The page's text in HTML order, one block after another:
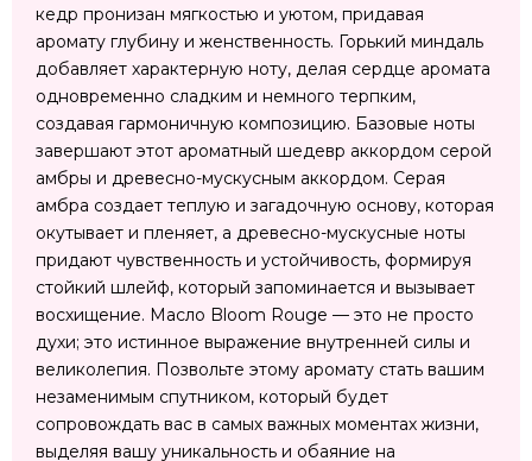
кедр пронизан мягкостью и уютом, придавая
аромату глубину и женственность. Горький миндаль
добавляет характерную ноту, делая сердце аромата
одновременно сладким и немного терпким,
создавая гармоничную композицию. Базовые ноты
завершают этот ароматный шедевр аккордом серой
амбры и древесно-мускусным аккордом. Серая
амбра создает теплую и загадочную основу, которая
окутывает и пленяет, а древесно-мускусные ноты
придают чувственность и устойчивость, формируя
стойкий шлейф, который запоминается и вызывает
восхищение. Mасло Bloom Rouge — это не просто
духи; это истинное выражение внутренней силы и
великолепия. Позвольте этому аромату стать вашим
незаменимым спутником, который будет
сопровождать вас в самых важных моментах жизни,
выделяя вашу уникальность и обаяние на